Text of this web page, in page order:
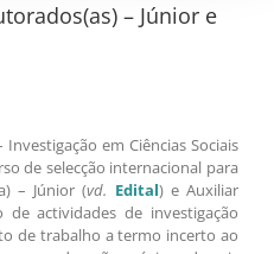
– Júnior e
em Ciências Sociais
de selecção internacional para
– Júnior (vd. Edital) e Auxiliar
actividades de investigação
de trabalho a termo incerto ao